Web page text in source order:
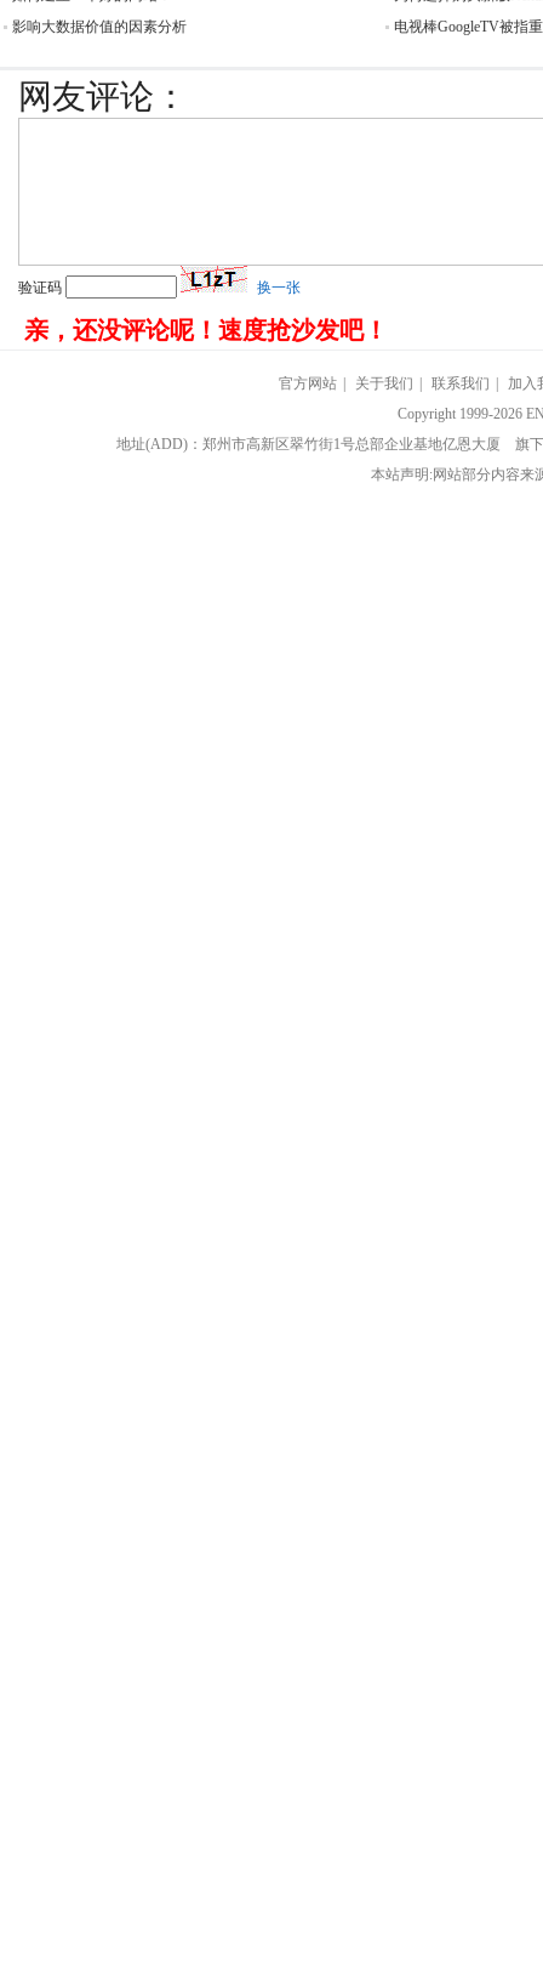
影响大数据价值的因素分析
电视棒GoogleTV被指
网友评论：
验证码 换一张
亲，还没评论呢！速度抢沙发吧！
官方网站 关于我们 联系我们
加入
Copyright 1999-2026
地址(ADD)：郑州市高新区翠竹街1号总部企业基地亿恩大厦 旗
本站声明:网站部分内容来